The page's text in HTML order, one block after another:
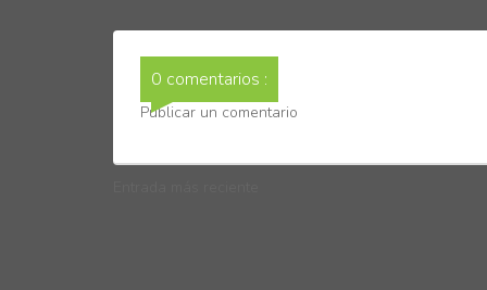
0 comentarios :
Publicar un comentario